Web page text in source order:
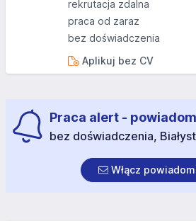
rekrutacja zdalna
praca od zaraz
bez doświadczenia
Aplikuj bez CV
Praca alert -
bez doświadczenia,
Włącz